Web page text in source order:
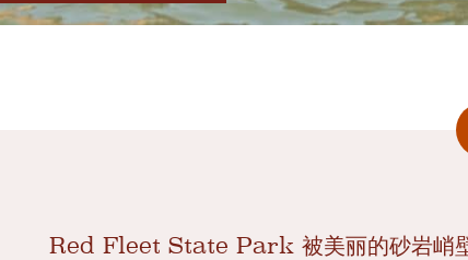
Red Fleet State Park 被美丽的砂岩峭